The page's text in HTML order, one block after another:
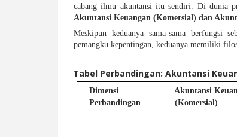
cabang ilmu akuntansi itu sendiri. Di dunia
Akuntansi Keuangan (Komersial) dan
Meskipun keduanya sama-sama berfungsi
pemangku kepentingan, keduanya memiliki
Tabel Perbandingan: Akuntansi
Dimensi
Perbandingan
Akuntansi
(Komersial)